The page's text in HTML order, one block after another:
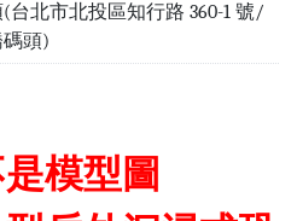
台北市北投區知行路 360-1 號/
頭)
模型圖